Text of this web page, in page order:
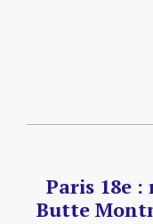
Paris 18e
Butte